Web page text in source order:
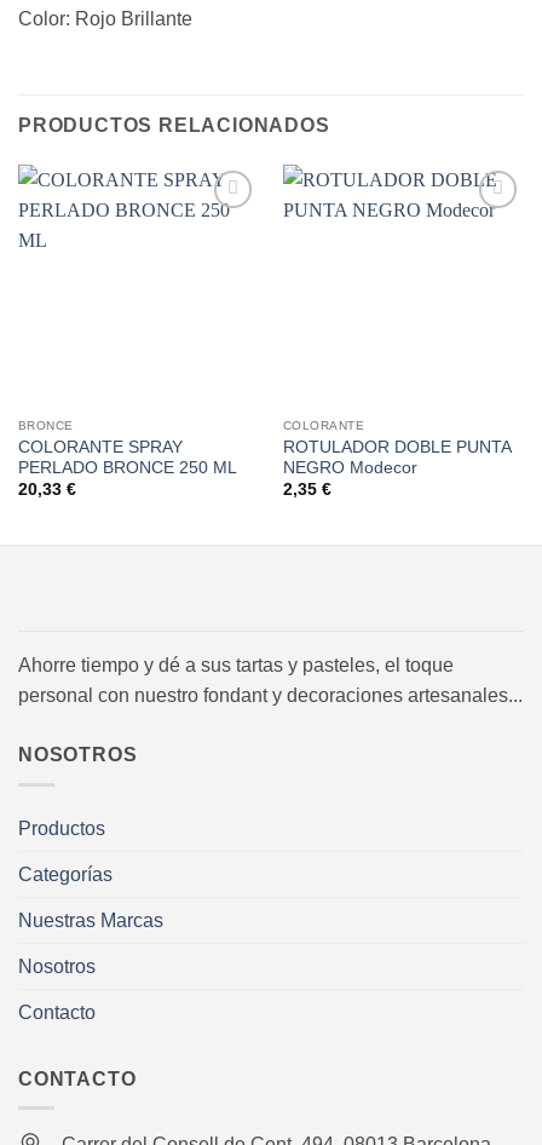
Color: Rojo Brillante
PRODUCTOS RELACIONADOS
BRONCE
COLORANTE SPRAY
PERLADO BRONCE 250 ML
20,33 €
COLORANTE
ROTULADOR DOBLE PUNTA
NEGRO Modecor
2,35 €
Ahorre tiempo y dé a sus tartas y pasteles, el toque
personal con nuestro fondant y decoraciones artesanales...
NOSOTROS
Productos
Categorías
Nuestras Marcas
Nosotros
Contacto
CONTACTO